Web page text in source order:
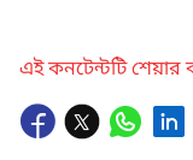
এই কনটেন্টটি